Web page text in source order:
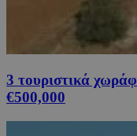
3 τουριστικά
€500,000